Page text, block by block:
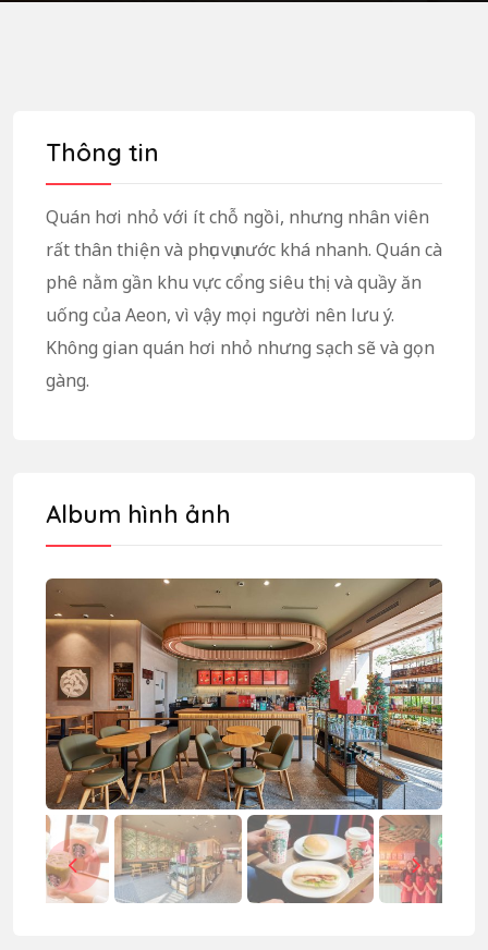
Thông tin
Quán hơi nhỏ với ít chỗ ngồi, nhưng nhân viên
rất thân thiện và phục vụ nước khá nhanh. Quán cà
phê nằm gần khu vực cổng siêu thị và quầy ăn
uống của Aeon, vì vậy mọi người nên lưu ý.
Không gian quán hơi nhỏ nhưng sạch sẽ và gọn
gàng.
Album hình ảnh